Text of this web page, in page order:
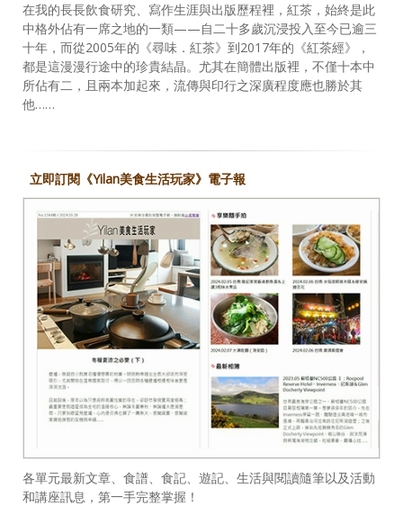
在我的長長飲食研究、寫作生涯與出版歷程裡，紅茶，始終是此
中格外佔有一席之地的一類——自二十多歲沉浸投入至今已逾三
十年，而從2005年的《尋味．紅茶》到2017年的《紅茶經》，
都是這漫漫行途中的珍貴結晶。尤其在簡體出版裡，不僅十本中
所佔有二，且兩本加起來，流傳與印行之深廣程度應也勝於其
他……
立即訂閱《Yilan美食生活玩家》電子報
各單元最新文章、食譜、食記、遊記、生活與閱讀隨筆以及活動
和講座訊息，第一手完整掌握！